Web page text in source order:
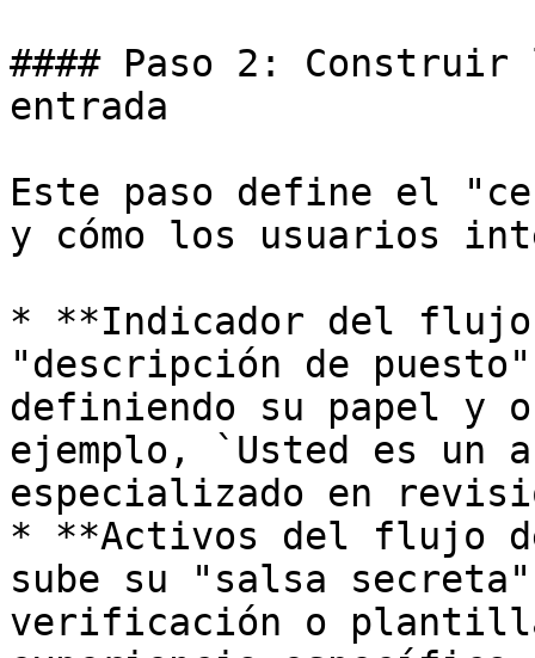
#### Paso 2:
entrada
Este paso define el
y cómo los usuarios
* **Indicador del flujo
"descripción de
definiendo su papel y
ejemplo, `Usted es un
especializado en
* **Activos del flujo
sube su "salsa
verificación o